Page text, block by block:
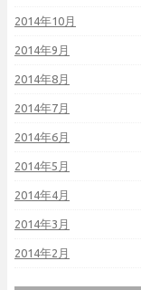
2014年10月
2014年9月
2014年8月
2014年7月
2014年6月
2014年5月
2014年4月
2014年3月
2014年2月